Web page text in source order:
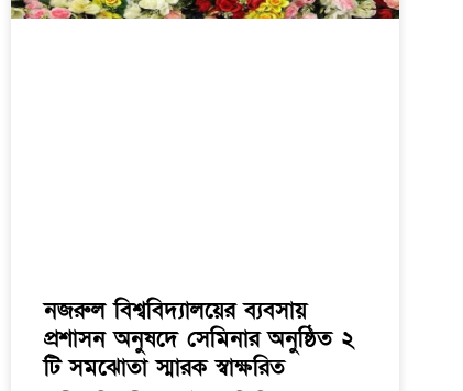
নজরুল বিশ্ববিদ্যালয়ের ব্যবসায়
প্রশাসন অনুষদে সেমিনার অনুষ্ঠিত ২
টি সমঝোতা স্মারক স্বাক্ষরিত